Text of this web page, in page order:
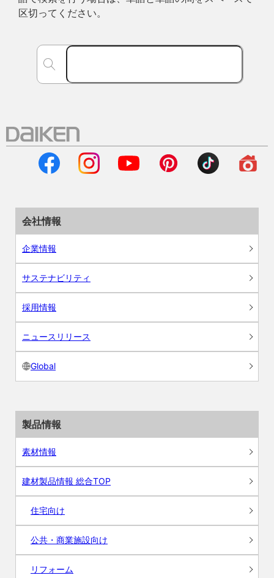
区切ってください。
会社情報
企業情報
サステナビリティ
採用情報
ニュースリリース
Global
製品情報
素材情報
建材製品情報 総合TOP
住宅向け
公共・商業施設向け
リフォーム